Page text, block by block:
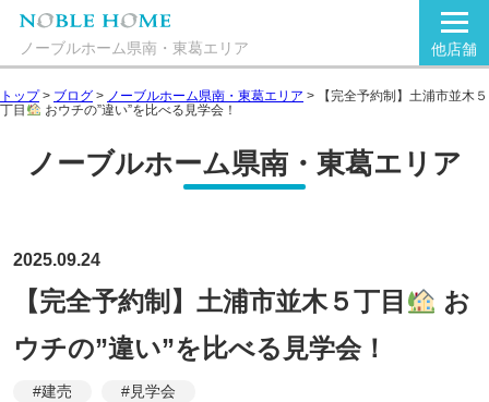
ノーブルホーム県南・東葛エリア 他店舗
トップ> ブログ > ノーブルホーム県南・東葛エリア >
【完全予約制】土浦市並木５
丁目
おウチの”違い”を比べる見学会！
ノーブルホーム県南・東葛エリア
2025.09.24
【完全予約制】土浦市並木５丁目
お
ウチの”違い”を比べる見学会！
#建売 #見学会